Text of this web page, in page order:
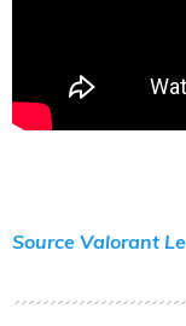
Source Valorant